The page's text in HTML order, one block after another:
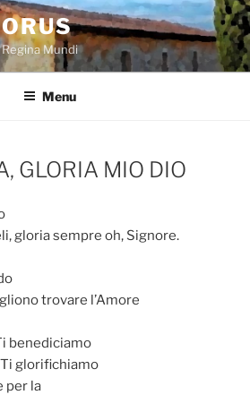
Mundi
Menu
GLORIA MIO DIO
gloria sempre oh, Signore.
trovare l’Amore
benediciamo
glorifichiamo
per la